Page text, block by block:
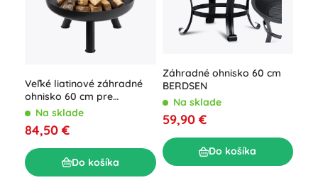
Veľké liatinové záhradné
ohnisko 60 cm pre
pohodové táboráky
Na sklade
84,50 €
Do košíka
Záhradné ohnisko 60 cm
BERDSEN
Na sklade
59,90 €
Do košíka